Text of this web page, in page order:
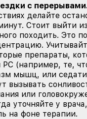
с
делайте
Стоит выйти
походить. Это
препараты,
(например, те,
мышц, или
вызывать
или
уточняйте у
на фоне терапии.